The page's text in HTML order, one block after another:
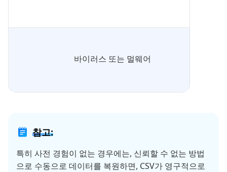
바이러스 또는 멀웨어
참고:
특히 사전 경험이 없는 경우에는, 신뢰할 수 없는 방법
으로 수동으로 데이터를 복원하면, CSV가 영구적으로